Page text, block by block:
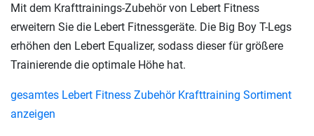
Mit dem Krafttrainings-Zubehör von Lebert Fitness
erweitern Sie die Lebert Fitnessgeräte. Die Big Boy T-Legs
erhöhen den Lebert Equalizer, sodass dieser für größere
Trainierende die optimale Höhe hat.
gesamtes Lebert Fitness Zubehör Krafttraining Sortiment
anzeigen